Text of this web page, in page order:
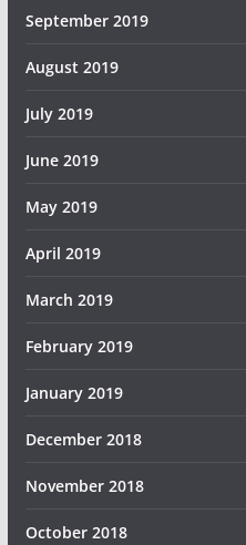
September 2019
August 2019
July 2019
June 2019
May 2019
April 2019
March 2019
February 2019
January 2019
December 2018
November 2018
October 2018